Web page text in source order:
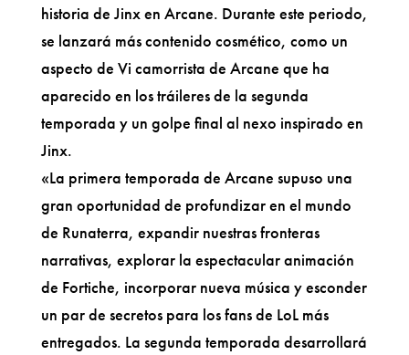
historia de Jinx en Arcane. Durante este periodo,
se lanzará más contenido cosmético, como un
aspecto de Vi camorrista de Arcane que ha
aparecido en los tráileres de la segunda
temporada y un golpe final al nexo inspirado en
Jinx.
«La primera temporada de Arcane supuso una
gran oportunidad de profundizar en el mundo
de Runaterra, expandir nuestras fronteras
narrativas, explorar la espectacular animación
de Fortiche, incorporar nueva música y esconder
un par de secretos para los fans de LoL más
entregados. La segunda temporada desarrollará